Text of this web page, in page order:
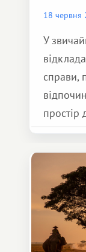
18 червня
У
справи,
але